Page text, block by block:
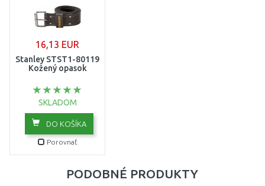
16,13 EUR
Stanley STST1-80119
Kožený opasok
SKLADOM
DO KOŠÍKA
Porovnať
PODOBNÉ PRODUKTY